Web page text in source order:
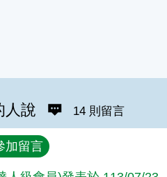
人說 14 則留言
加留言